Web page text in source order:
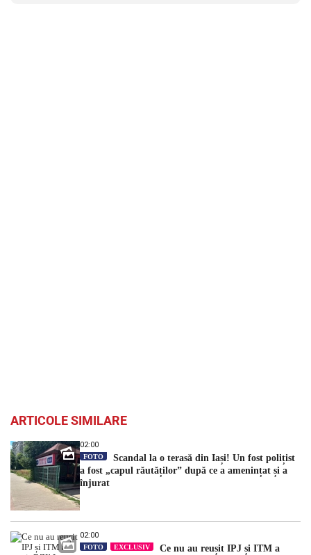
ARTICOLE SIMILARE
02:00
FOTO
Scandal la o terasă din Iași! Un fost polițist
a fost „capul răutăților” după ce a amenințat și a
înjurat
02:00
FOTO EXCLUSIV
Ce nu au reușit IPJ și ITM a